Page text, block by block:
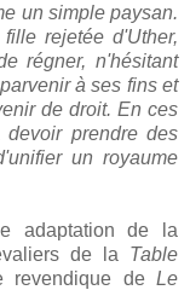
un simple paysan.
rejetée d'Uther,
régner, n'hésitant
à ses fins et
de droit. En ces
prendre des
un royaume
adaptation de la
de la Table
de Le